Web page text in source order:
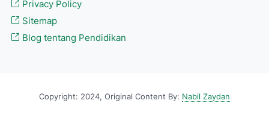
Privacy Policy
Sitemap
Blog tentang Pendidikan
Copyright: 2024, Original Content By: Nabil Zaydan